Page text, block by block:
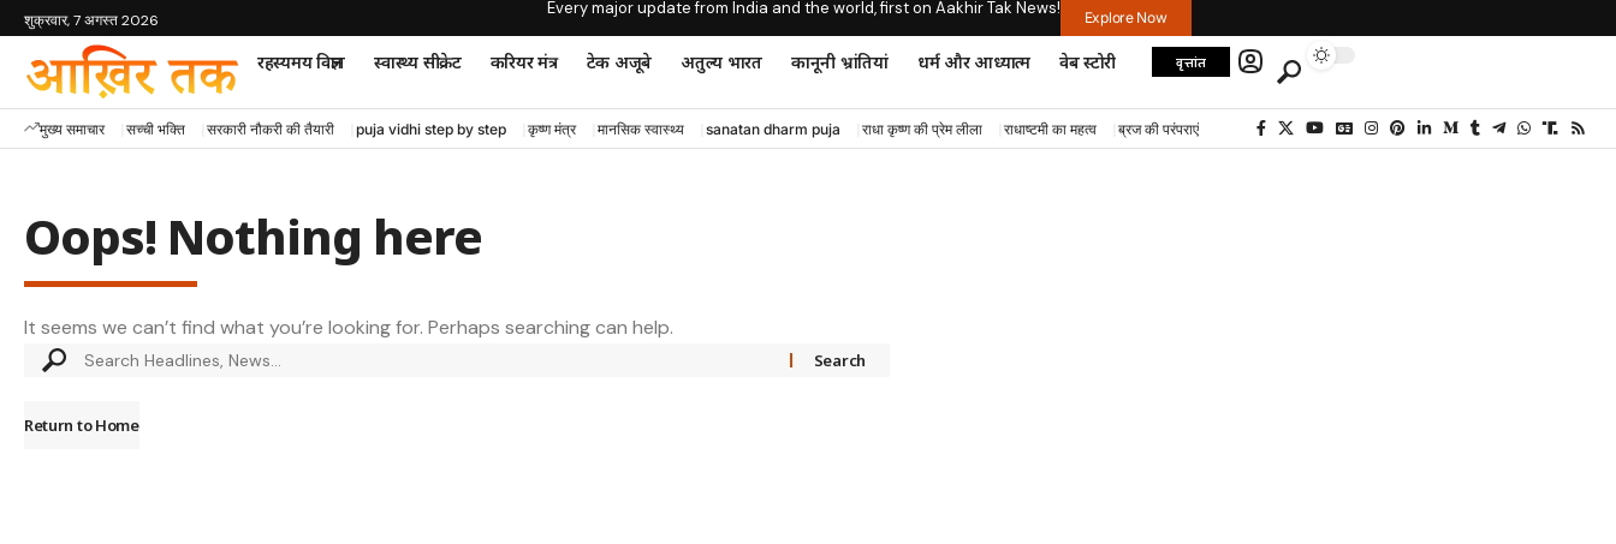
शुक्रवार, 7 अगस्त 2026
Every major update from India and the world, first on Aakhir Tak News! Explore Now
रहस्यमय विज्ञान स्वास्थ्य सीक्रेट करियर मंत्र टेक अजूबे अतुल्य भारत कानूनी भ्रांतियां धर्म और आध्यात्म वेब स्टोरी वृत्तांत
मुख्य समाचार सच्ची भक्ति सरकारी नौकरी की तैयारी puja vidhi step by step कृष्ण मंत्र मानसिक स्वास्थ्य sanatan dharm puja राधा कृष्ण की प्रेम लीला राधाष्टमी का महत्व ब्रज की परंपराएं
Oops! Nothing here
It seems we can’t find what you’re looking for. Perhaps searching can help.
Return to Home